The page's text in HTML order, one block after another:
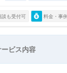
談も受付可 料金・事
ービス内容